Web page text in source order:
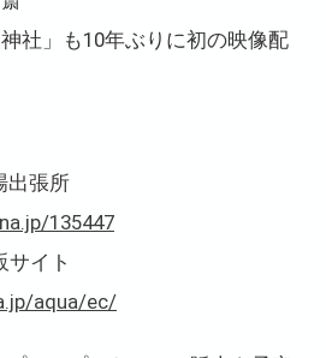
社」も10年ぶりに初の映像配
出張所
135447
サイト
aqua/ec/